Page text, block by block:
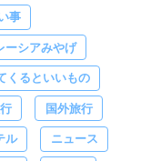
事
ーシアみやげ
くるといいもの
国外旅行
ル ニュース